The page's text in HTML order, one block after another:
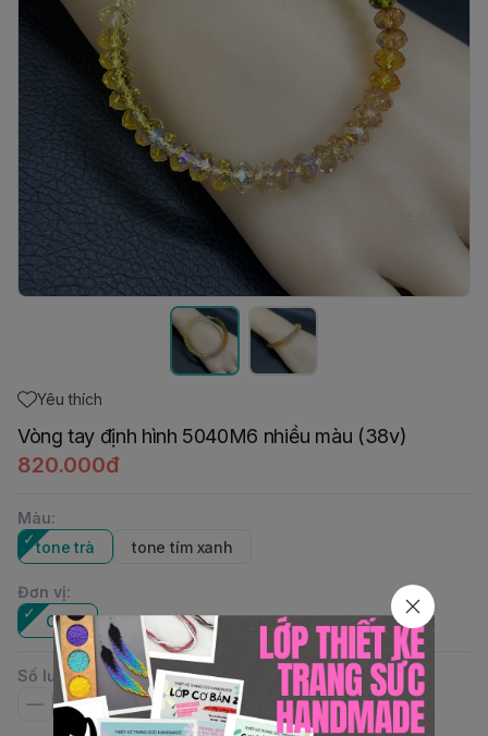
Yêu thích
Vòng tay định hình 5040M6 nhiều màu (38v)
820.000đ
Màu:
tone trà
tone tím xanh
Đơn vị:
Cái
Số lượng